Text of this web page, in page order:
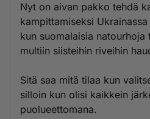
Nyt on aivan pakko tehdä
kampittamiseksi
kun suomalaisia natourhoja
multiin siisteihin riveihin
Sitä saa mitä tilaa kun
silloin kun olisi kaikkein
puolueettomana.